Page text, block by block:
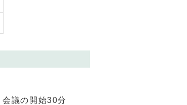
議の開始30分